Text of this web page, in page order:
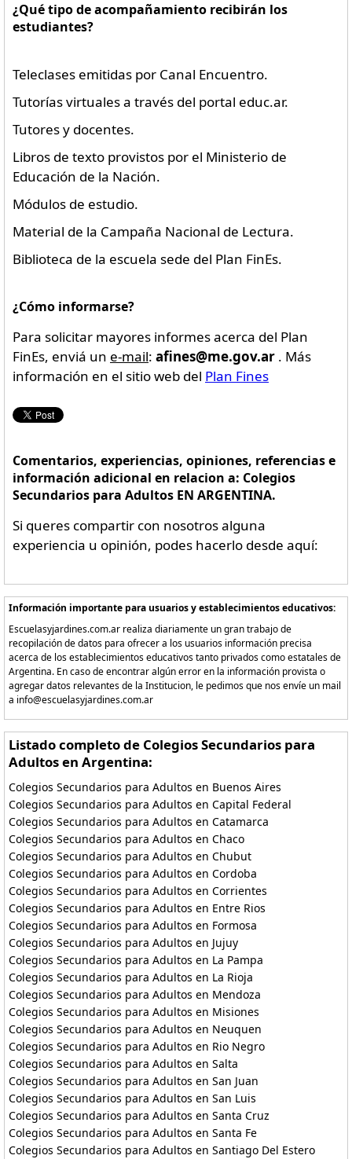
¿Qué tipo de acompañamiento recibirán los
estudiantes?
Teleclases emitidas por Canal Encuentro.
Tutorías virtuales a través del portal educ.ar.
Tutores y docentes.
Libros de texto provistos por el Ministerio de
Educación de la Nación.
Módulos de estudio.
Material de la Campaña Nacional de Lectura.
Biblioteca de la escuela sede del Plan FinEs.
¿Cómo informarse?
Para solicitar mayores informes acerca del Plan
FinEs, enviá un e-mail: afines@me.gov.ar . Más
información en el sitio web del Plan Fines
Comentarios, experiencias, opiniones, referencias e
información adicional en relacion a: Colegios
Secundarios para Adultos EN ARGENTINA.
Si queres compartir con nosotros alguna
experiencia u opinión, podes hacerlo desde aquí:
Información importante para usuarios y establecimientos educativos:
Escuelasyjardines.com.ar realiza diariamente un gran trabajo de
recopilación de datos para ofrecer a los usuarios información precisa
acerca de los establecimientos educativos tanto privados como estatales de
Argentina. En caso de encontrar algún error en la información provista o
agregar datos relevantes de la Institucion, le pedimos que nos envíe un mail
a info@escuelasyjardines.com.ar
Listado completo de Colegios Secundarios para
Adultos en Argentina:
Colegios Secundarios para Adultos en Buenos Aires
Colegios Secundarios para Adultos en Capital Federal
Colegios Secundarios para Adultos en Catamarca
Colegios Secundarios para Adultos en Chaco
Colegios Secundarios para Adultos en Chubut
Colegios Secundarios para Adultos en Cordoba
Colegios Secundarios para Adultos en Corrientes
Colegios Secundarios para Adultos en Entre Rios
Colegios Secundarios para Adultos en Formosa
Colegios Secundarios para Adultos en Jujuy
Colegios Secundarios para Adultos en La Pampa
Colegios Secundarios para Adultos en La Rioja
Colegios Secundarios para Adultos en Mendoza
Colegios Secundarios para Adultos en Misiones
Colegios Secundarios para Adultos en Neuquen
Colegios Secundarios para Adultos en Rio Negro
Colegios Secundarios para Adultos en Salta
Colegios Secundarios para Adultos en San Juan
Colegios Secundarios para Adultos en San Luis
Colegios Secundarios para Adultos en Santa Cruz
Colegios Secundarios para Adultos en Santa Fe
Colegios Secundarios para Adultos en Santiago Del Estero